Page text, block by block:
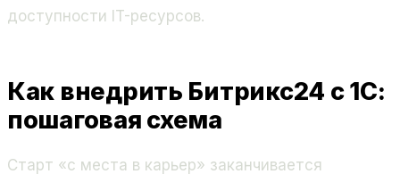
доступности IT-ресурсов.
Как внедрить Битрикс24 с 1С:
пошаговая схема
Старт «с места в карьер» заканчивается